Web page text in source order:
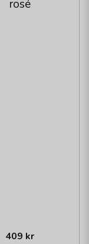
rosé
409 kr